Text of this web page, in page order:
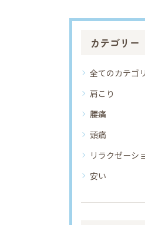
カテゴリー
全てのカテゴ
肩こり
腰痛
頭痛
リラクゼーシ
安い